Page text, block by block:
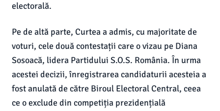
electorală.
Pe de altă parte, Curtea a admis, cu majoritate de
voturi, cele două contestații care o vizau pe Diana
Sosoacă, lidera Partidului S.O.S. România. În urma
acestei decizii, înregistrarea candidaturii acesteia a
fost anulată de către Biroul Electoral Central, ceea
ce o exclude din competiția prezidențială